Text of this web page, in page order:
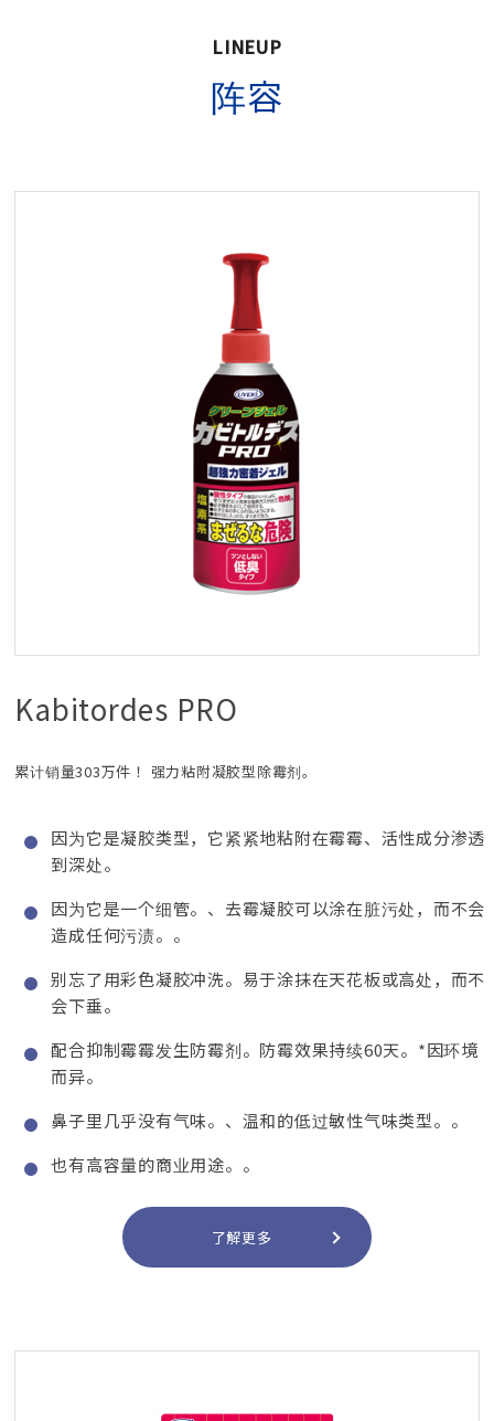
LINEUP
阵容
Kabitordes PRO
累计销量303万件！ 强力粘附凝胶型除霉剂。
因为它是凝胶类型，它紧紧地粘附在霉霉、活性成分渗透
到深处。
因为它是一个细管。、去霉凝胶可以涂在脏污处，而不会
造成任何污渍。。
别忘了用彩色凝胶冲洗。易于涂抹在天花板或高处，而不
会下垂。
配合抑制霉霉发生防霉剂。防霉效果持续60天。*因环境
而异。
鼻子里几乎没有气味。、温和的低过敏性气味类型。。
也有高容量的商业用途。。
了解更多